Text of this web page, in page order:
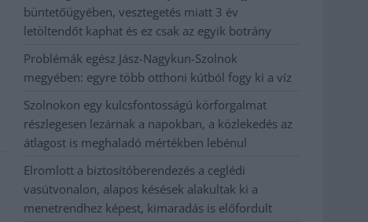
büntetőügyében, vesztegetés miatt 3 év
letöltendőt kaphat és ez csak az egyik botrány
Problémák egész Jász-Nagykun-Szolnok
megyében: egyre több otthoni kútból fogy ki a víz
Szolnokon egy kulcsfontosságú körforgalmat
részlegesen lezárnak a napokban, a közlekedés az
átlagost is meghaladó mértékben lebénul
Elromlott a biztosítóberendezés a ceglédi
vasútvonalon, alapos késések alakultak ki a
menetrendhez képest, kimaradás is előfordult